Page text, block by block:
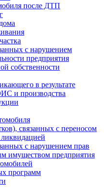
после ДТП
с нарушением
предприятия
собственности
в результате
и производства
связанных с переносом
с нарушением прав
имуществом предприятия
программ